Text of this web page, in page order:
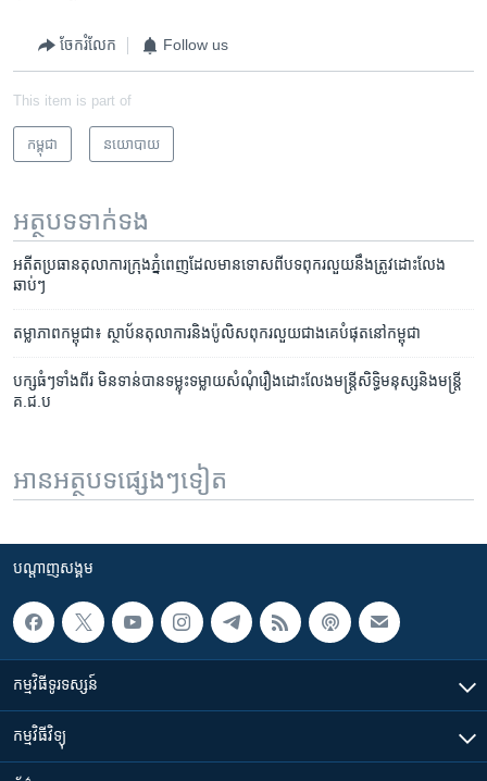
ចែករំលែក Follow us
This item is part of
កម្ពុជា នយោបាយ
អត្ថបទ​ទាក់ទង
អតីត​ប្រធាន​តុលាការ​​ក្រុងភ្នំពេញ​ដែល​មាន​ទោស​ពីបទ​ពុករលួយ​​នឹង​ត្រូវ​ដោះលែង​
ឆាប់ៗ
តម្លាភាព​កម្ពុជា៖ ស្ថាប័ន​តុលាការ​និង​ប៉ូលិស​ពុករលួយ​ជាងគេ​បំផុត​នៅ​កម្ពុជា
បក្ស​ធំៗ​ទាំងពីរ មិន​ទាន់​បាន​ទម្លុះទម្លាយ​សំណុំ​រឿង​ដោះលែង​មន្ត្រី​សិទ្ធិ​មនុស្ស​និង​មន្ត្រី​
គ.ជ.ប
អានអត្ថបទផ្សេងៗទៀត
បណ្តាញ​សង្គម
កម្មវិធី​ទូរទស្សន៍
កម្មវិធី​វិទ្យុ